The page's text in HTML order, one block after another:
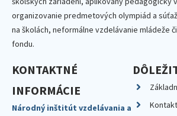
organizovanie predmetových olympiád a
na školách, neformálne vzdelávanie mládeže
fondu.
KONTAKTNÉ
INFORMÁCIE
Národný inštitút vzdelávania a